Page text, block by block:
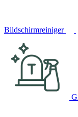
Bildschirmreiniger